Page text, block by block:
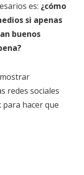
es: ¿cómo
si apenas
buenos
redes sociales
para hacer que